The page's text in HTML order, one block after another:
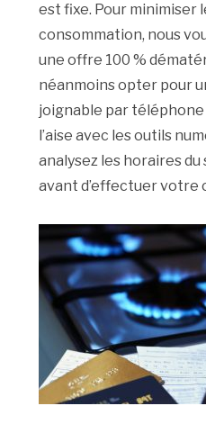
est fixe. Pour minimiser
consommation, nous
une offre 100 %
néanmoins opter pour
joignable par téléphone
l’aise avec les outils
analysez les horaires
avant d’effectuer votre